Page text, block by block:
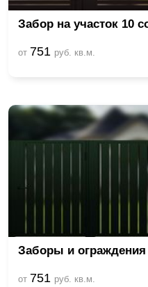
Забор на участок 10
от 751 руб. кв.м.
Заборы и
от 751 руб. кв.м.